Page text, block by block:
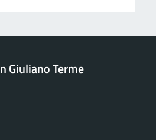
Giuliano Terme